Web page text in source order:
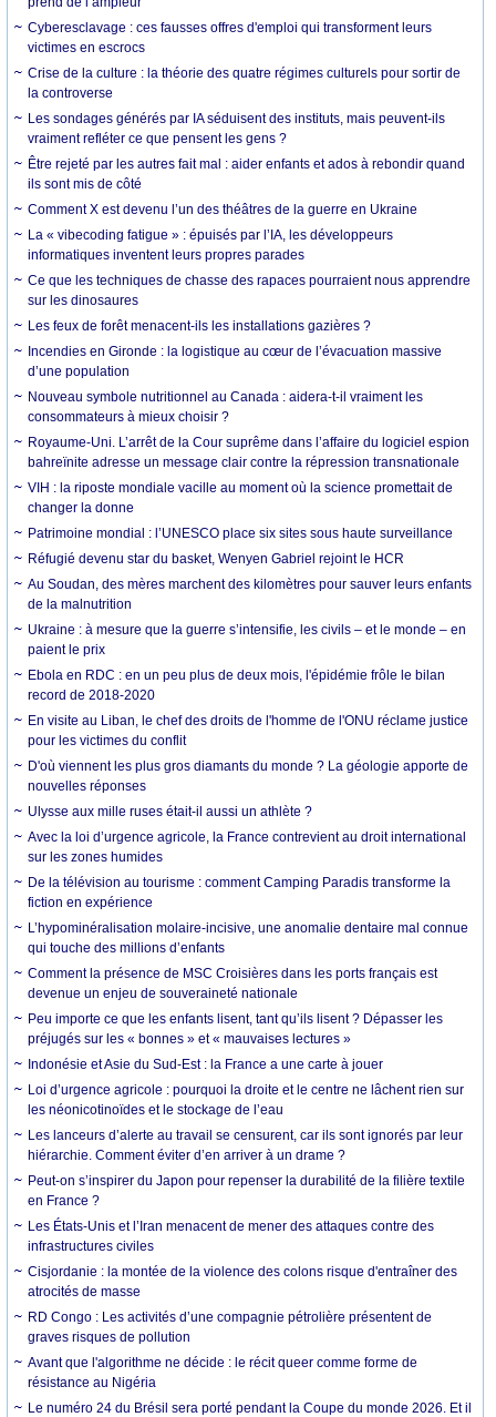
Cyberesclavage : ces fausses offres d'emploi qui transforment leurs
victimes en escrocs
Crise de la culture : la théorie des quatre régimes culturels pour sortir de
la controverse
Les sondages générés par IA séduisent des instituts, mais peuvent-ils
vraiment refléter ce que pensent les gens ?
Être rejeté par les autres fait mal : aider enfants et ados à rebondir quand
ils sont mis de côté
Comment X est devenu l’un des théâtres de la guerre en Ukraine
La « vibecoding fatigue » : épuisés par l’IA, les développeurs
informatiques inventent leurs propres parades
Ce que les techniques de chasse des rapaces pourraient nous apprendre
sur les dinosaures
Les feux de forêt menacent-ils les installations gazières ?
Incendies en Gironde : la logistique au cœur de l’évacuation massive
d’une population
Nouveau symbole nutritionnel au Canada : aidera-t-il vraiment les
consommateurs à mieux choisir ?
Royaume-Uni. L’arrêt de la Cour suprême dans l’affaire du logiciel espion
bahreïnite adresse un message clair contre la répression transnationale
VIH : la riposte mondiale vacille au moment où la science promettait de
changer la donne
Patrimoine mondial : l’UNESCO place six sites sous haute surveillance
Réfugié devenu star du basket, Wenyen Gabriel rejoint le HCR
Au Soudan, des mères marchent des kilomètres pour sauver leurs enfants
de la malnutrition
Ukraine : à mesure que la guerre s’intensifie, les civils – et le monde – en
paient le prix
Ebola en RDC : en un peu plus de deux mois, l'épidémie frôle le bilan
record de 2018-2020
En visite au Liban, le chef des droits de l'homme de l'ONU réclame justice
pour les victimes du conflit
D'où viennent les plus gros diamants du monde ? La géologie apporte de
nouvelles réponses
Ulysse aux mille ruses était-il aussi un athlète ?
Avec la loi d’urgence agricole, la France contrevient au droit international
sur les zones humides
De la télévision au tourisme : comment Camping Paradis transforme la
fiction en expérience
L’hypominéralisation molaire-incisive, une anomalie dentaire mal connue
qui touche des millions d’enfants
Comment la présence de MSC Croisières dans les ports français est
devenue un enjeu de souveraineté nationale
Peu importe ce que les enfants lisent, tant qu’ils lisent ? Dépasser les
préjugés sur les « bonnes » et « mauvaises lectures »
Indonésie et Asie du Sud-Est : la France a une carte à jouer
Loi d’urgence agricole : pourquoi la droite et le centre ne lâchent rien sur
les néonicotinoïdes et le stockage de l’eau
Les lanceurs d’alerte au travail se censurent, car ils sont ignorés par leur
hiérarchie. Comment éviter d’en arriver à un drame ?
Peut-on s’inspirer du Japon pour repenser la durabilité de la filière textile
en France ?
Les États-Unis et l’Iran menacent de mener des attaques contre des
infrastructures civiles
Cisjordanie : la montée de la violence des colons risque d'entraîner des
atrocités de masse
RD Congo : Les activités d’une compagnie pétrolière présentent de
graves risques de pollution
Avant que l'algorithme ne décide : le récit queer comme forme de
résistance au Nigéria
Le numéro 24 du Brésil sera porté pendant la Coupe du monde 2026. Et il